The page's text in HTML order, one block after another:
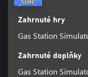
Zahrnuté hry
Gas Station
Zahrnuté doplňky
Gas Station